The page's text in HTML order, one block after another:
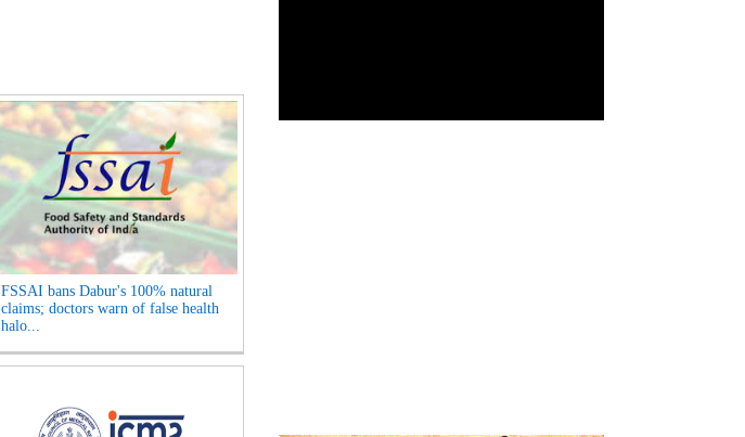
FSSAI bans Dabur's 100% natural
claims; doctors warn of false health
halo...